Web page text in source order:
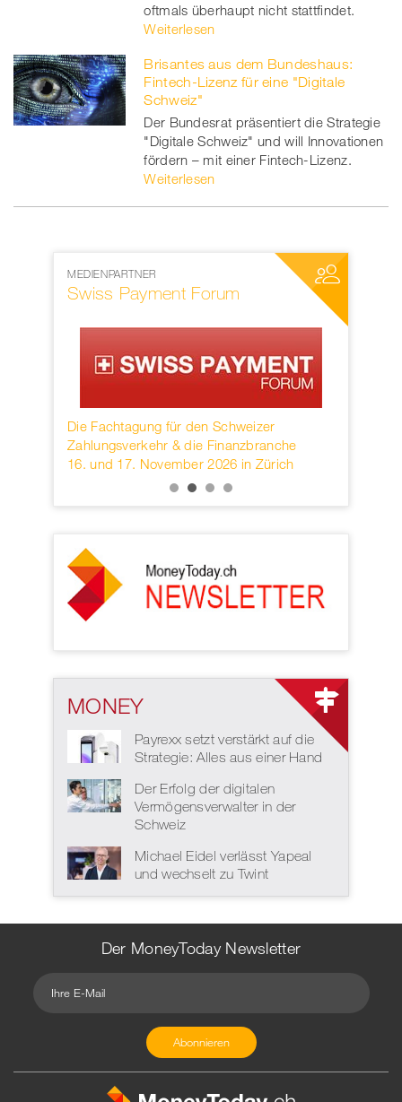
oftmals überhaupt nicht stattfindet.
Weiterlesen
Brisantes aus dem Bundeshaus:
Fintech-Lizenz für eine "Digitale
Schweiz"
Der Bundesrat präsentiert die Strategie
"Digitale Schweiz" und will Innovationen
fördern – mit einer Fintech-Lizenz.
Weiterlesen
MEDIENPARTNER
Swiss Payment Forum
Die Fachtagung für den Schweizer
Zahlungsverkehr & die Finanzbranche
16. und 17. November 2026 in Zürich
NETZWERKPARTNER
SWIFT
provider of
services
MONEY
Payrexx setzt verstärkt auf die
Strategie: Alles aus einer Hand
Der Erfolg der digitalen
Vermögensverwalter in der
Schweiz
Michael Eidel verlässt Yapeal
und wechselt zu Twint
Der MoneyToday Newsletter